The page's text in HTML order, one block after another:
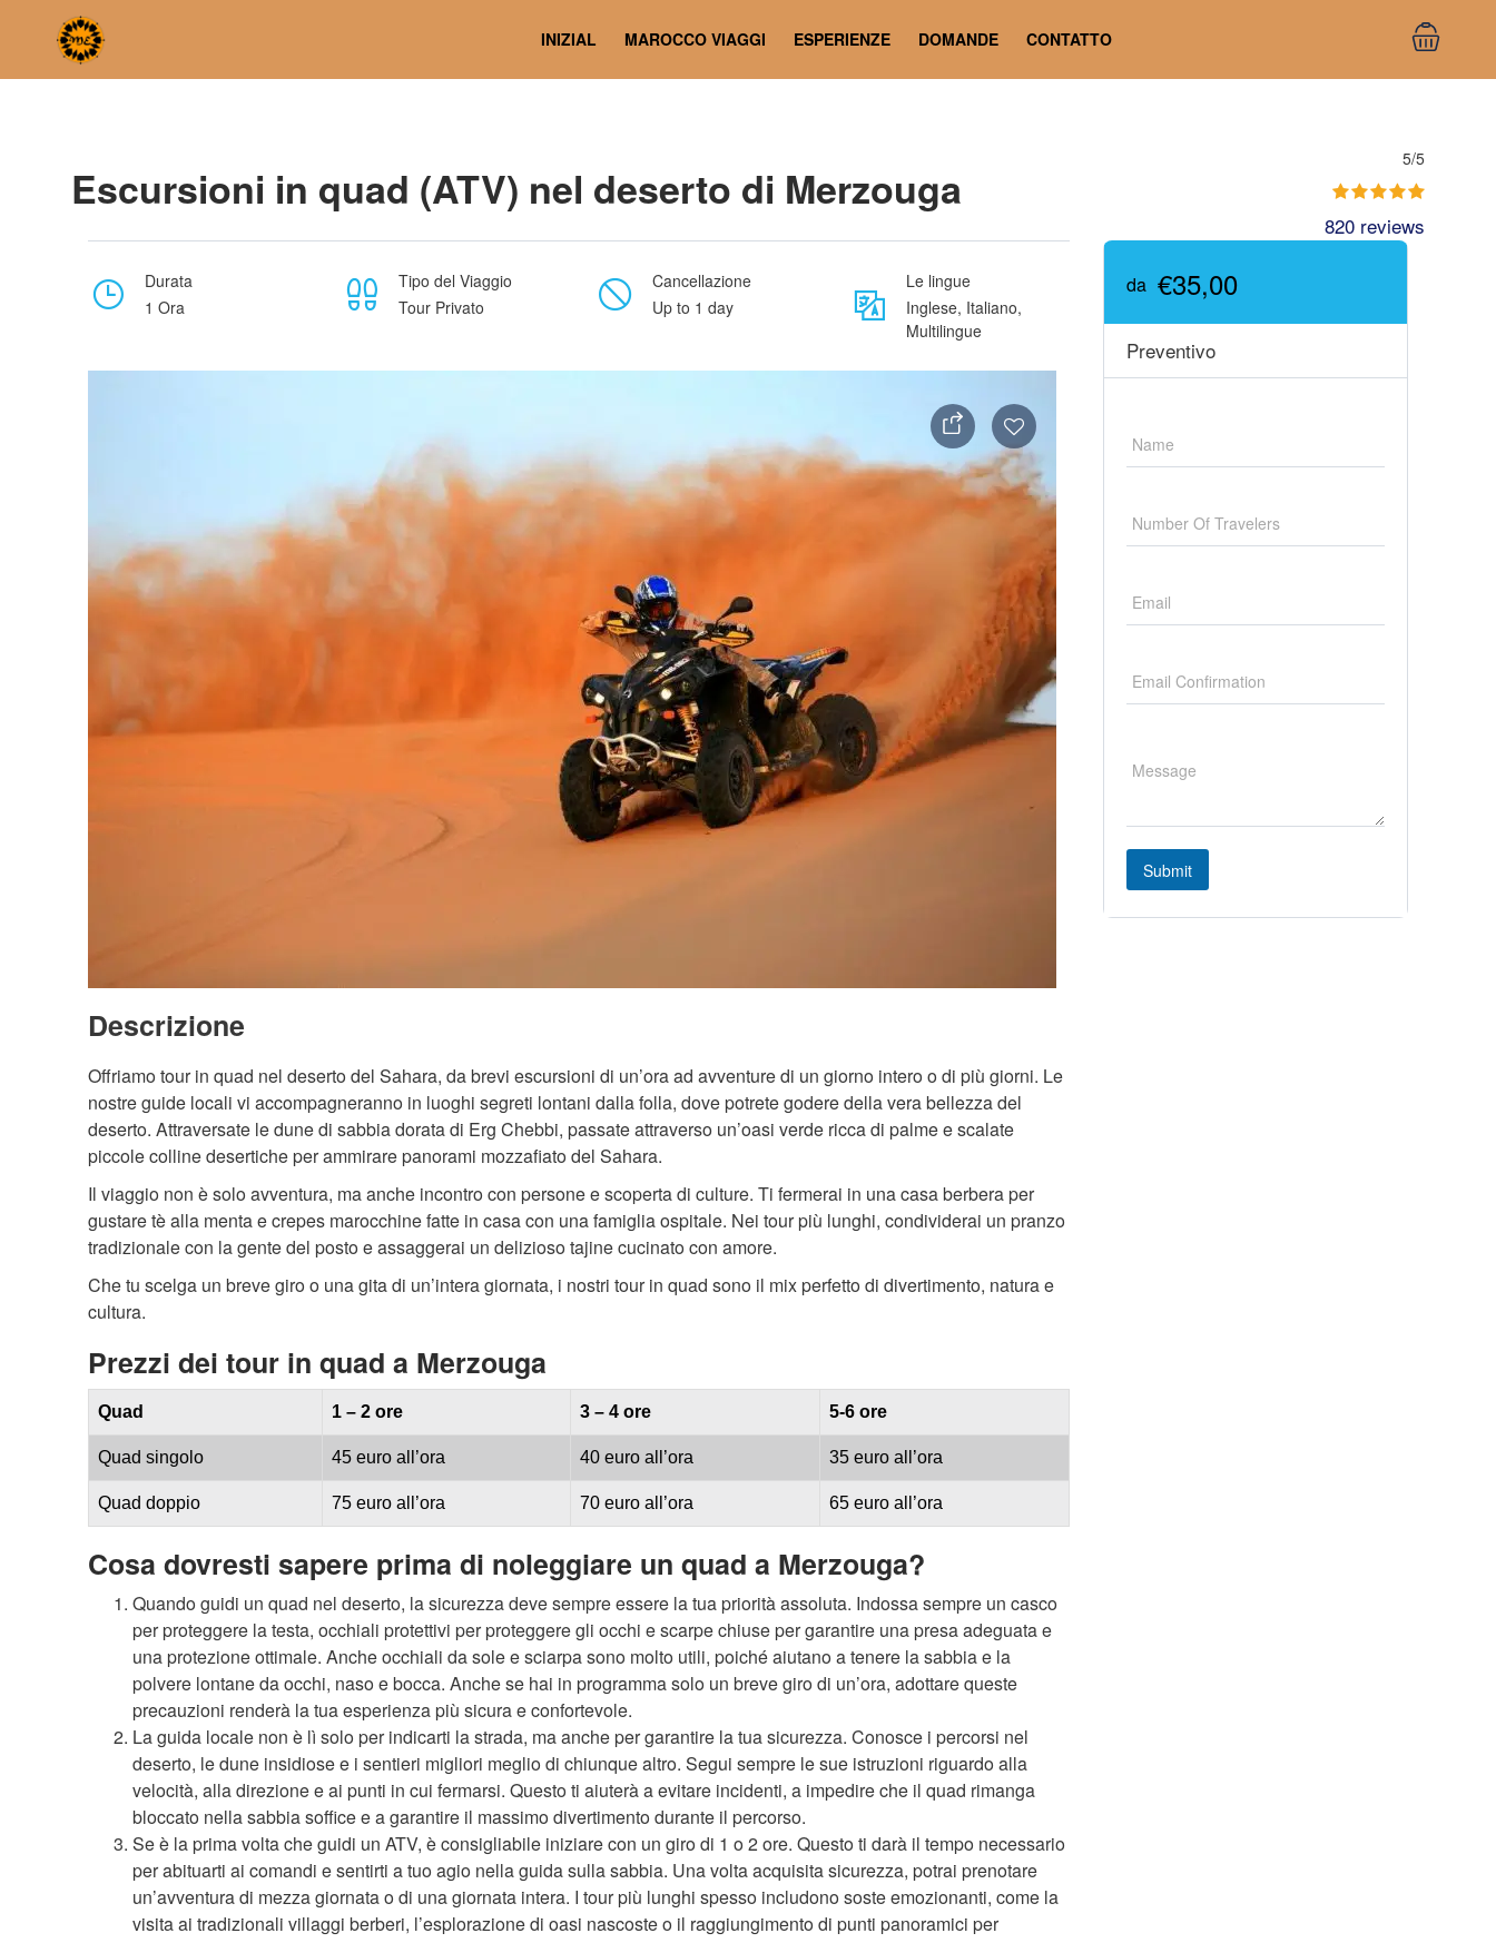
INIZIAL MAROCCO VIAGGI ESPERIENZE DOMANDE CONTATTO
Home
Escursioni in quad (ATV) nel deserto di Merzouga
5/5
820 reviews
Durata
1 Ora
Tipo del Viaggio
Tour Privato
Cancellazione
Up to 1 day
Le lingue
Inglese, Italiano,
Multilingue
Descrizione
Offriamo tour in quad nel deserto del Sahara, da brevi escursioni di un’ora ad avventure di un giorno intero o di più giorni. Le
nostre guide locali vi accompagneranno in luoghi segreti lontani dalla folla, dove potrete godere della vera bellezza del
deserto. Attraversate le dune di sabbia dorata di Erg Chebbi, passate attraverso un’oasi verde ricca di palme e scalate
piccole colline desertiche per ammirare panorami mozzafiato del Sahara.
Il viaggio non è solo avventura, ma anche incontro con persone e scoperta di culture. Ti fermerai in una casa berbera per
gustare tè alla menta e crepes marocchine fatte in casa con una famiglia ospitale. Nei tour più lunghi, condividerai un pranzo
tradizionale con la gente del posto e assaggerai un delizioso tajine cucinato con amore.
Che tu scelga un breve giro o una gita di un’intera giornata, i nostri tour in quad sono il mix perfetto di divertimento, natura e
cultura.
Prezzi dei tour in quad a Merzouga
Quad 1 – 2 ore 3 – 4 ore 5-6 ore
Quad singolo 45 euro all’ora 40 euro all’ora 35 euro all’ora
Quad doppio 75 euro all’ora 70 euro all’ora 65 euro all’ora
Cosa dovresti sapere prima di noleggiare un quad a Merzouga?
Quando guidi un quad nel deserto, la sicurezza deve sempre essere la tua priorità assoluta. Indossa sempre un casco
per proteggere la testa, occhiali protettivi per proteggere gli occhi e scarpe chiuse per garantire una presa adeguata e
una protezione ottimale. Anche occhiali da sole e sciarpa sono molto utili, poiché aiutano a tenere la sabbia e la
polvere lontane da occhi, naso e bocca. Anche se hai in programma solo un breve giro di un’ora, adottare queste
precauzioni renderà la tua esperienza più sicura e confortevole.
La guida locale non è lì solo per indicarti la strada, ma anche per garantire la tua sicurezza. Conosce i percorsi nel
deserto, le dune insidiose e i sentieri migliori meglio di chiunque altro. Segui sempre le sue istruzioni riguardo alla
velocità, alla direzione e ai punti in cui fermarsi. Questo ti aiuterà a evitare incidenti, a impedire che il quad rimanga
bloccato nella sabbia soffice e a garantire il massimo divertimento durante il percorso.
Se è la prima volta che guidi un ATV, è consigliabile iniziare con un giro di 1 o 2 ore. Questo ti darà il tempo necessario
per abituarti ai comandi e sentirti a tuo agio nella guida sulla sabbia. Una volta acquisita sicurezza, potrai prenotare
un’avventura di mezza giornata o di una giornata intera. I tour più lunghi spesso includono soste emozionanti, come la
visita ai tradizionali villaggi berberi, l’esplorazione di oasi nascoste o il raggiungimento di punti panoramici per
da €35,00
Preventivo
Submit